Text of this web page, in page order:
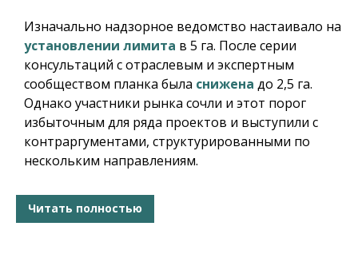
Изначально надзорное ведомство настаивало на
установлении лимита в 5 га. После серии
консультаций с отраслевым и экспертным
сообществом планка была снижена до 2,5 га.
Однако участники рынка сочли и этот порог
избыточным для ряда проектов и выступили с
контраргументами, структурированными по
нескольким направлениям.
Читать полностью